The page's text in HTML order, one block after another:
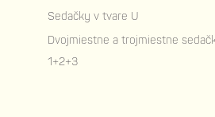
Sedačky v tvare U
Dvojmiestne a trojmiestne
1+2+3